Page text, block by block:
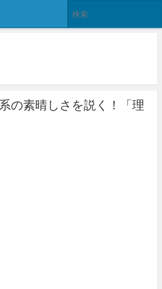
の素晴しさを説く！「理